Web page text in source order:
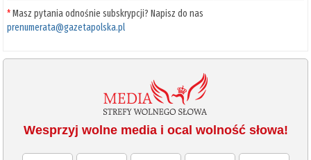
*Masz pytania odnośnie subskrypcji? Napisz do nas
prenumerata@gazetapolska.pl
Wesprzyj wolne media i ocal wolność słowa!